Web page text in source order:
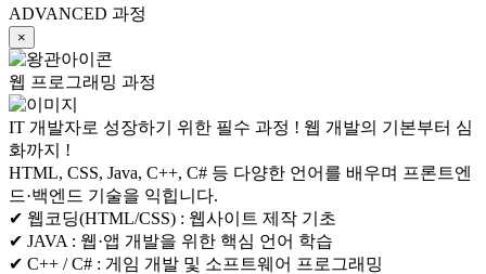
ADVANCED 과정
×
웹 프로그래밍 과정
IT 개발자로 성장하기 위한 필수 과정 ! 웹 개발의 기본부터 심
화까지 !
HTML, CSS, Java, C++, C# 등 다양한 언어를 배우며 프론트엔
드·백엔드 기술을 익힙니다.
✔ 웹코딩(HTML/CSS) : 웹사이트 제작 기초
✔ JAVA : 웹·앱 개발을 위한 핵심 언어 학습
✔ C++ / C# : 게임 개발 및 소프트웨어 프로그래밍